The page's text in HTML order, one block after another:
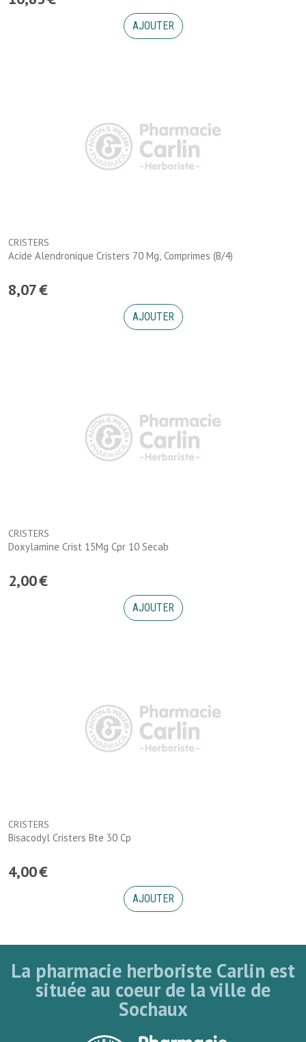
AJOUTER
CRISTERS
Acide Alendronique Cristers 70 Mg, Comprimes (B/4)
8,07€
AJOUTER
CRISTERS
Doxylamine Crist 15Mg Cpr 10 Secab
2,00€
AJOUTER
CRISTERS
Bisacodyl Cristers Bte 30 Cp
4,00€
AJOUTER
La pharmacie herboriste Carlin est
située au coeur de la ville de
Sochaux